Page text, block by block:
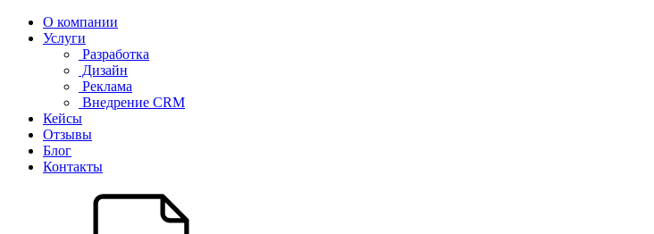
О компании
Услуги
Разработка
Дизайн
Реклама
Внедрение CRM
Кейсы
Отзывы
Блог
Контакты